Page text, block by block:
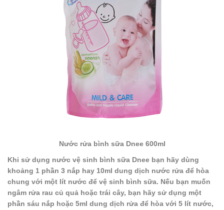
Nước rửa bình sữa Dnee 600ml
Khi sử dụng nước vệ sinh bình sữa Dnee bạn hãy dùng
khoảng 1 phần 3 nắp hay 10ml dung dịch nước rửa để hòa
chung với một lít nước để vệ sinh bình sữa. Nếu bạn muốn
ngâm rửa rau củ quả hoặc trái cây, bạn hãy sử dụng một
phần sáu nắp hoặc 5ml dung dịch rửa để hòa với 5 lít nước,